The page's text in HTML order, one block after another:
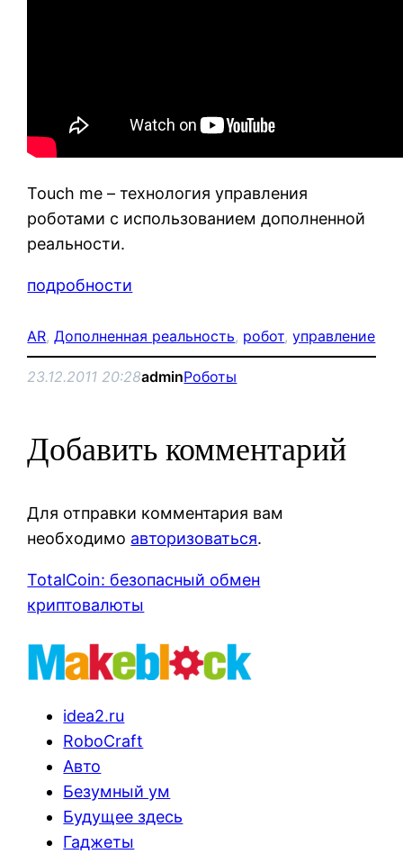
Touch me – технология управления
роботами с использованием дополненной
реальности.
подробности
AR, Дополненная реальность, робот, управление
23.12.2011 20:28adminРоботы
Добавить комментарий
Для отправки комментария вам
необходимо авторизоваться.
TotalCoin: безопасный обмен
криптовалюты
idea2.ru
RoboCraft
Авто
Безумный ум
Будущее здесь
Гаджеты